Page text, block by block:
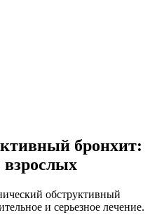
бронхит:
обструктивный
и серьезное лечение.